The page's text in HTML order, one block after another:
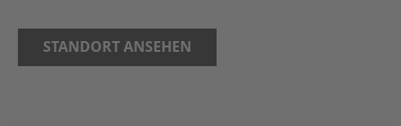
STANDORT ANSEHEN